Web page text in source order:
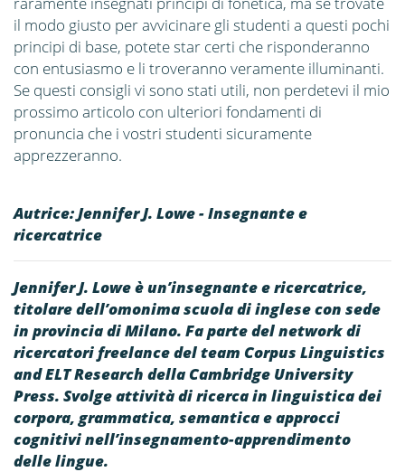
il modo giusto per avvicinare gli studenti a questi pochi
principi di base, potete star certi che risponderanno
con entusiasmo e li troveranno veramente illuminanti.
Se questi consigli vi sono stati utili, non perdetevi il mio
prossimo articolo con ulteriori fondamenti di
pronuncia che i vostri studenti sicuramente
apprezzeranno.
Autrice: Jennifer J. Lowe - Insegnante e
ricercatrice
Jennifer J. Lowe è un’insegnante e ricercatrice,
titolare dell’omonima scuola di inglese con sede
in provincia di Milano. Fa parte del network di
ricercatori freelance del team Corpus Linguistics
and ELT Research della Cambridge University
Press. Svolge attività di ricerca in linguistica dei
corpora, grammatica, semantica e approcci
cognitivi nell’insegnamento-apprendimento
delle lingue.